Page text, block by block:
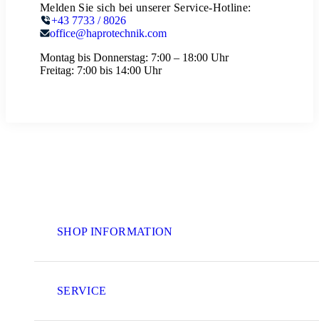
Melden Sie sich bei unserer Service-Hotline:
+43 7733 / 8026
office@haprotechnik.com
Montag bis Donnerstag: 7:00 – 18:00 Uhr
Freitag: 7:00 bis 14:00 Uhr
SHOP INFORMATION
SERVICE